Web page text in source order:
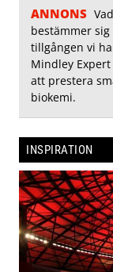
ANNONS
bestämmer
tillgången vi
Mindley
att prestera
biokemi.
INSPIRATION